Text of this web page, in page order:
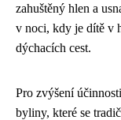
zahuštěný hlen a
v noci, kdy je dítě v
dýchacích cest.
Pro zvýšení
byliny, které se